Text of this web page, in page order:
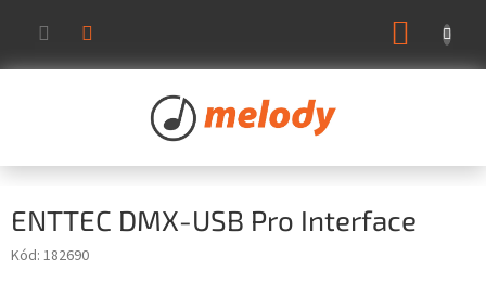
obsah
ENTTEC DMX-USB Pro Interface
Kód: 182690